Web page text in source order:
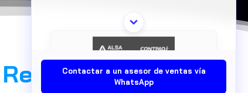
y
https://tinyurl.com/3bc337a7
Contactar a un asesor de ventas vía
WhatsApp